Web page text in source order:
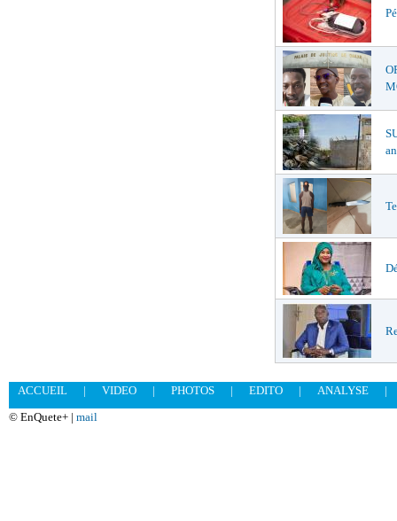
ACCUEIL | VIDEO | PHOTOS | EDITO | ANALYSE
|
© EnQuete+ | mail